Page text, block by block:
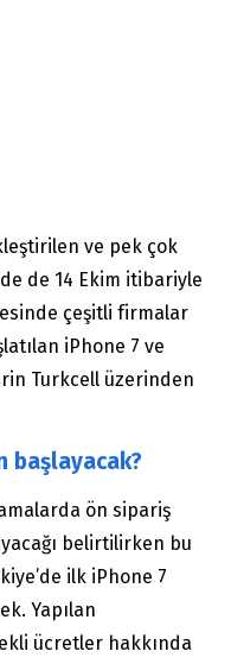
ve pek çok
de 14 Ekim itibariyle
çeşitli firmalar
iPhone 7 ve
Turkcell üzerinden
başlayacak?
ön sipariş
belirtilirken bu
ilk iPhone 7
Yapılan
ücretler hakkında